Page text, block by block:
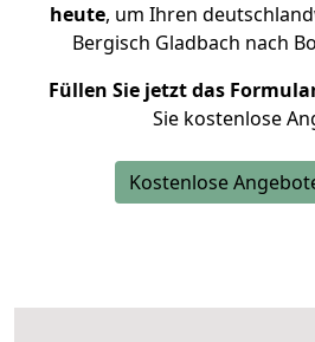
heute, um Ihren
Bergisch Gladbach nach
Füllen Sie jetzt das
Sie kostenlose
Kostenlose